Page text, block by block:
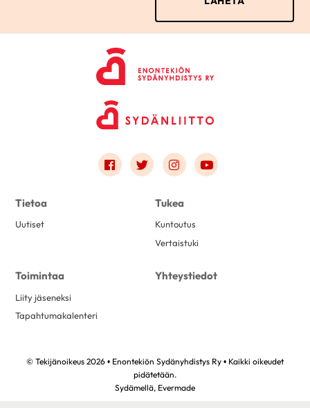
Link to facebook
Link to twitter
Link to instagram
Link to youtube
Tietoa
Uutiset
Tukea
Kuntoutus
Vertaistuki
Toimintaa
Liity jäseneksi
Tapahtumakalenteri
Yhteystiedot
© Tekijänoikeus 2026 • Enontekiön Sydänyhdistys Ry • Kaikki oikeudet
pidätetään.
Sydämellä, Evermade